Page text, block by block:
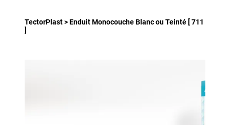
TectorPlast > Enduit Monocouche Blanc ou Teinté [ 711
]